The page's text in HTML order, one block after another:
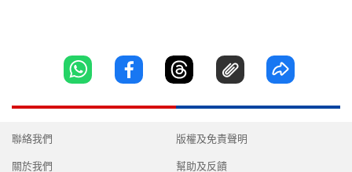
聯絡我們
關於我們
版權及免責聲明
幫助及反饋